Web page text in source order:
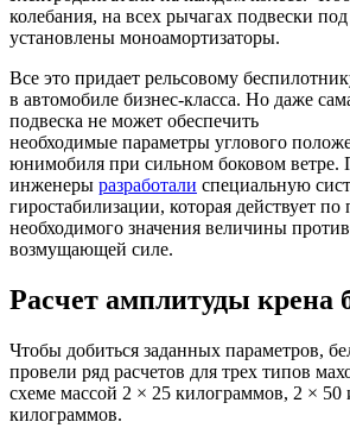
колебания, на всех рычагах подвески
установлены моноамортизаторы.
Все это придает рельсовому
в автомобиле бизнес-класса. Но даже
подвеска не может обеспечить
необходимые параметры углового
юнимобиля при сильном боковом ветре.
инженеры разработали специальную
гиростабилизации, которая действует
необходимого значения величины
возмущающей силе.
Расчет амплитуды крена
Чтобы добиться заданных параметров,
провели ряд расчетов для трех типов
схеме массой 2 × 25 килограммов, 2 × 50
килограммов.